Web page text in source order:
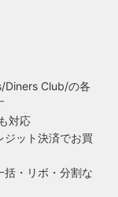
Diners Club/の各
対応
ジット決済でお買
括・リボ・分割な